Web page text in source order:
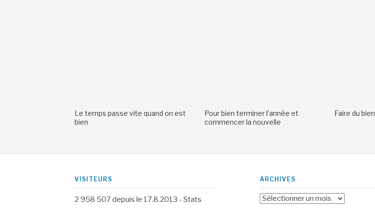
Le temps passe vite quand on est
bien
Pour bien terminer l’année et
commencer la nouvelle
Faire du bien
VISITEURS
2 958 507depuis le 17.8.2013 - Stats
ARCHIVES
Archives